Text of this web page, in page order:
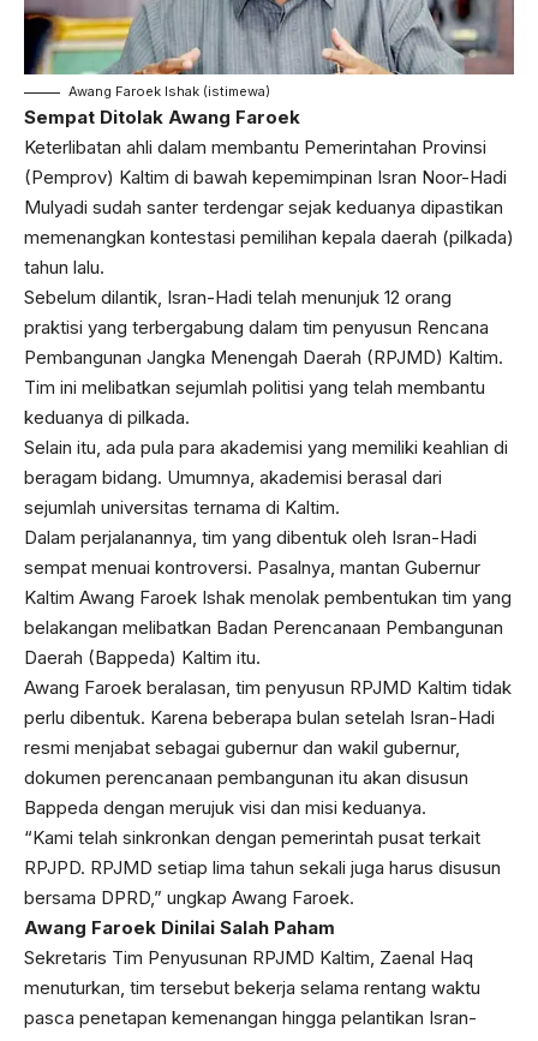
Awang Faroek Ishak (istimewa)
Sempat Ditolak Awang Faroek
Keterlibatan ahli dalam membantu Pemerintahan Provinsi
(Pemprov) Kaltim di bawah kepemimpinan Isran Noor-Hadi
Mulyadi sudah santer terdengar sejak keduanya dipastikan
memenangkan kontestasi pemilihan kepala daerah (pilkada)
tahun lalu.
Sebelum dilantik, Isran-Hadi telah menunjuk 12 orang
praktisi yang terbergabung dalam tim penyusun Rencana
Pembangunan Jangka Menengah Daerah (RPJMD) Kaltim.
Tim ini melibatkan sejumlah politisi yang telah membantu
keduanya di pilkada.
Selain itu, ada pula para akademisi yang memiliki keahlian di
beragam bidang. Umumnya, akademisi berasal dari
sejumlah universitas ternama di Kaltim.
Dalam perjalanannya, tim yang dibentuk oleh Isran-Hadi
sempat menuai kontroversi. Pasalnya, mantan Gubernur
Kaltim Awang Faroek Ishak menolak pembentukan tim yang
belakangan melibatkan Badan Perencanaan Pembangunan
Daerah (Bappeda) Kaltim itu.
Awang Faroek beralasan, tim penyusun RPJMD Kaltim tidak
perlu dibentuk. Karena beberapa bulan setelah Isran-Hadi
resmi menjabat sebagai gubernur dan wakil gubernur,
dokumen perencanaan pembangunan itu akan disusun
Bappeda dengan merujuk visi dan misi keduanya.
“Kami telah sinkronkan dengan pemerintah pusat terkait
RPJPD. RPJMD setiap lima tahun sekali juga harus disusun
bersama DPRD,” ungkap Awang Faroek.
Awang Faroek Dinilai Salah Paham
Sekretaris Tim Penyusunan RPJMD Kaltim, Zaenal Haq
menuturkan, tim tersebut bekerja selama rentang waktu
pasca penetapan kemenangan hingga pelantikan Isran-